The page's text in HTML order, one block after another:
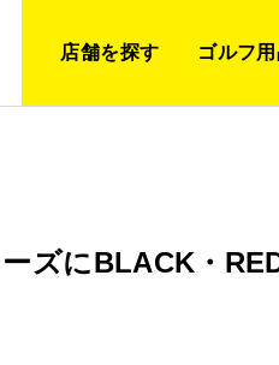
店舗を探す ゴルフ
ズにBLACK・